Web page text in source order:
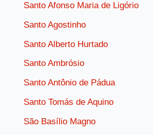
Santo Afonso Maria de Ligório
Santo Agostinho
Santo Alberto Hurtado
Santo Ambrósio
Santo Antônio de Pádua
Santo Tomás de Aquino
São Basílio Magno